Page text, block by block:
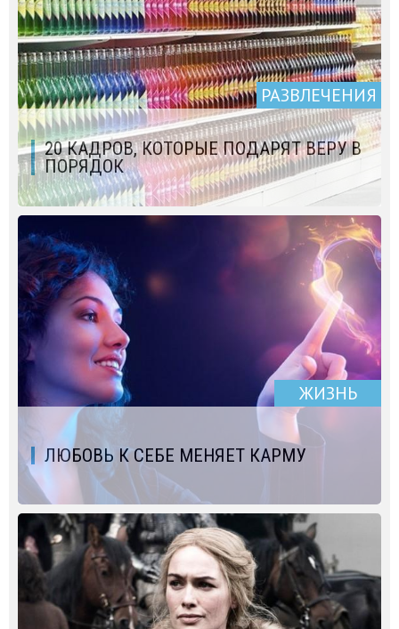
РАЗВЛЕЧЕНИЯ
20 КАДРОВ, КОТОРЫЕ ПОДАРЯТ ВЕРУ В
ПОРЯДОК
ЖИЗНЬ
ЛЮБОВЬ К СЕБЕ МЕНЯЕТ КАРМУ